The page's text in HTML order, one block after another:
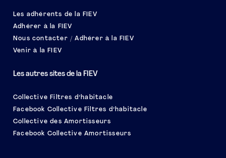
Les adhérents de la FIEV
Adhérer à la FIEV
Nous contacter / Adhérer à la FIEV
Venir à la FIEV
Les autres sites de la FIEV
Collective Filtres d’habitacle
Facebook Collective Filtres d’habitacle
Collective des Amortisseurs
Facebook Collective Amortisseurs